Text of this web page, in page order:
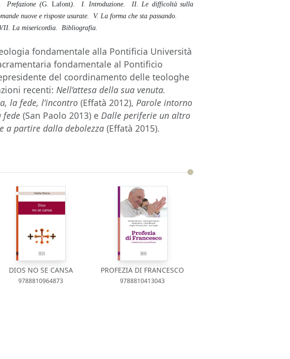
Prefazione (G. Lafont). I. Introduzione. II. Le difficoltà sulla
nuove e risposte usurate. V. La forma che sta passando.
La misericordia. Bibliografia.
fondamentale alla Pontificia Università
fondamentale al Pontificio
del coordinamento delle teologhe
recenti:Nell’attesa della sua venuta.
la fede, l’incontro (Effatà 2012),Parole intorno
fede (San Paolo 2013) eDalle periferie un altro
a partire dalla debolezza (Effatà 2015).
DIOS NO SE CANSA
9788810964873
PROFEZIA DI FRANCESCO
9788810413043